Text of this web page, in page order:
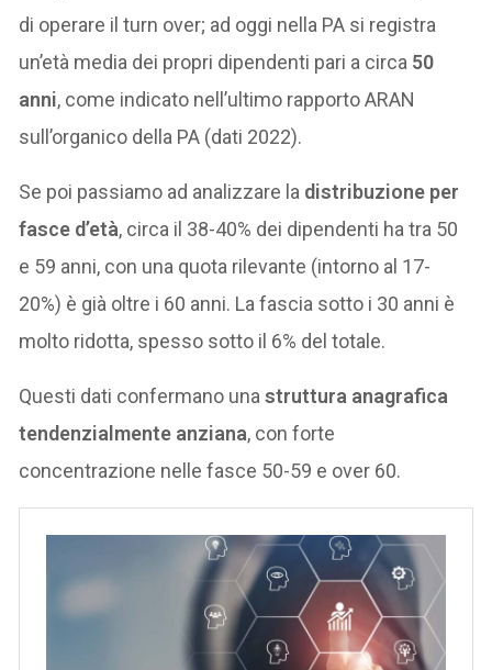
di operare il turn over; ad oggi nella PA si registra
un’età media dei propri dipendenti pari a circa 50
anni, come indicato nell’ultimo rapporto ARAN
sull’organico della PA (dati 2022).
Se poi passiamo ad analizzare la distribuzione per
fasce d’età, circa il 38-40% dei dipendenti ha tra 50
e 59 anni, con una quota rilevante (intorno al 17-
20%) è già oltre i 60 anni. La fascia sotto i 30 anni è
molto ridotta, spesso sotto il 6% del totale.
Questi dati confermano unastruttura anagrafica
tendenzialmente anziana, con forte
concentrazione nelle fasce 50-59 e over 60.